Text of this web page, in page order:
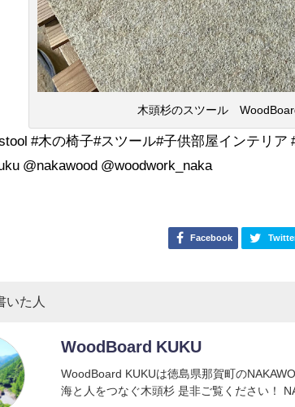
木頭杉のスツール
#木の椅子#スツール#子供部屋インテリア
@nakawood @woodwork_naka
Facebook
いた人
WoodBoard KUKU
WoodBoard KUKUは徳島県那賀町の
海と人をつなぐ木頭杉 是非ご覧ください！